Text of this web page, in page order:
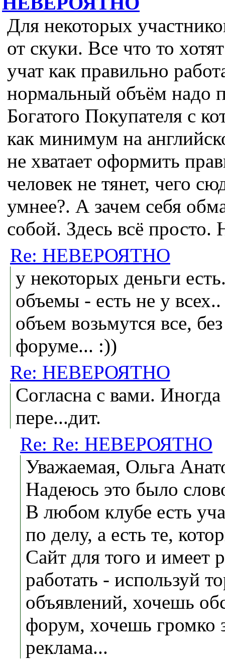
Для некоторых
от скуки. Все что то
учат как правильно
нормальный объём надо
Богатого Покупателя с
как минимум на
не хватает оформить
человек не тянет, чего
умнее?. А зачем себя
собой. Здесь всё
Re: НЕВЕРОЯТНО
у некоторых деньги
объемы - есть не у
объем возьмутся все,
форуме... :))
Re: НЕВЕРОЯТНО
Согласна с вами.
пере...дит.
Re: Re: НЕВЕРОЯТНО
Уважаемая, Ольга
Надеюсь это было
В любом клубе есть
по делу, а есть те,
Сайт для того и
работать - используй
объявлений, хочешь
форум, хочешь громко
реклама...